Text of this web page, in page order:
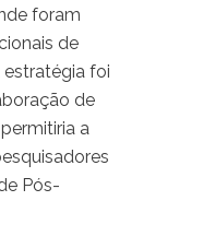
foram
de
estratégia foi
de
a
Pós-